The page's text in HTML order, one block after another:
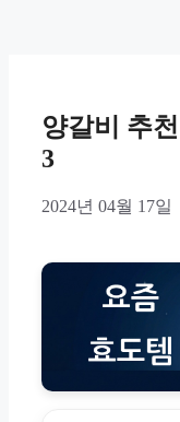
양갈비 추
3
2024년 04월 17일